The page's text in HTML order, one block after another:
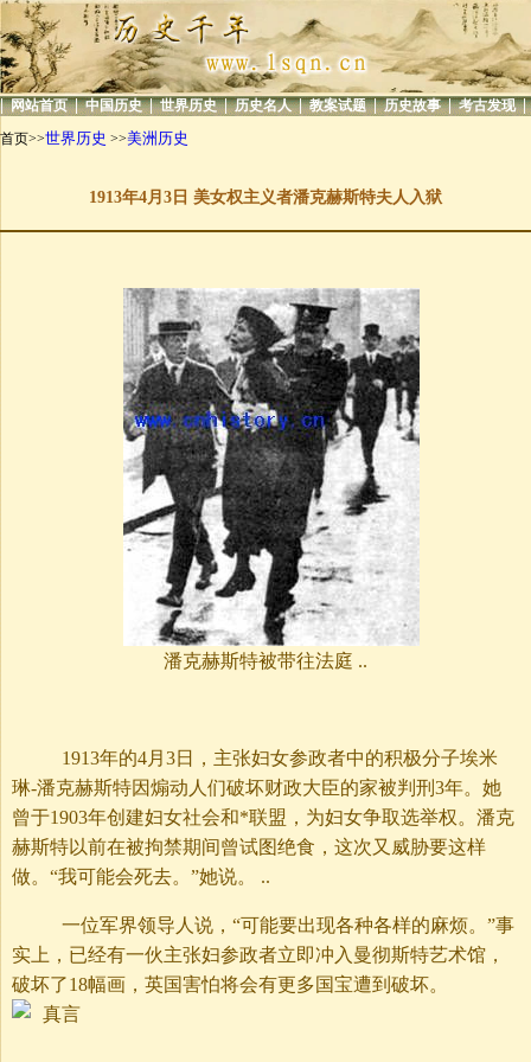
| 网站首页 | 中国历史 | 世界历史 | 历史名人 | 教案试题 | 历史故事 | 考古发现 |
首页>>世界历史 >>美洲历史
1913年4月3日 美女权主义者潘克赫斯特夫人入狱
潘克赫斯特被带往法庭 ..
1913年的4月3日，主张妇女参政者中的积极分子埃米
琳-潘克赫斯特因煽动人们破坏财政大臣的家被判刑3年。她
曾于1903年创建妇女社会和*联盟，为妇女争取选举权。潘克
赫斯特以前在被拘禁期间曾试图绝食，这次又威胁要这样
做。“我可能会死去。”她说。 ..
一位军界领导人说，“可能要出现各种各样的麻烦。”事
实上，已经有一伙主张妇参政者立即冲入曼彻斯特艺术馆，
破坏了18幅画，英国害怕将会有更多国宝遭到破坏。